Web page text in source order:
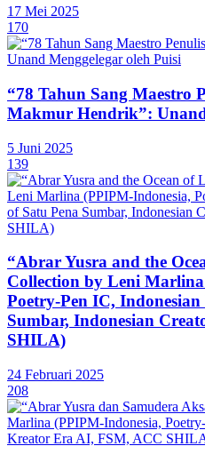
17 Mei 2025
170
“78 Tahun Sang Maestro
Makmur Hendrik”:
5 Juni 2025
139
“Abrar Yusra and the
Collection by Leni
Poetry-Pen IC,
Sumbar, Indonesian
SHILA)
24 Februari 2025
208